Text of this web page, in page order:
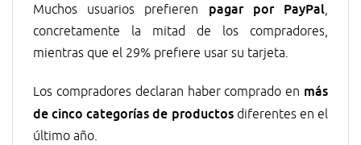
Muchos usuarios prefieren pagar por PayPal,
concretamente la mitad de los compradores,
mientras que el 29% prefiere usar su tarjeta.
Los compradores declaran haber comprado en más
de cinco categorías de productos diferentes en el
último año.